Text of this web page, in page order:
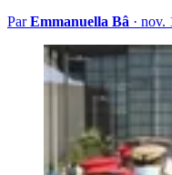
ParEmmanuella Bâ · nov.